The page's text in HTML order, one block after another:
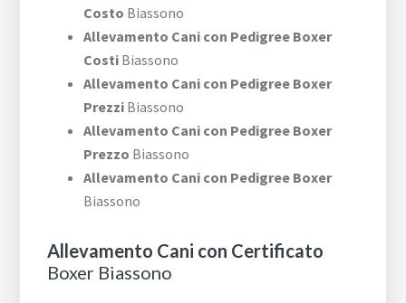
Costo Biassono
Allevamento Cani con Pedigree Boxer
Costi Biassono
Allevamento Cani con Pedigree Boxer
Prezzi Biassono
Allevamento Cani con Pedigree Boxer
Prezzo Biassono
Allevamento Cani con Pedigree Boxer
Biassono
Allevamento Cani con Certificato
Boxer Biassono